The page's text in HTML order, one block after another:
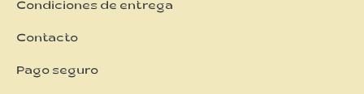
Condiciones de entrega
Contacto
Pago seguro